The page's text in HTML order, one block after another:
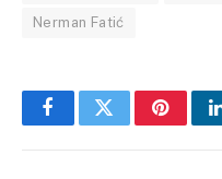
Nerman Fatić
FacebookTwitter